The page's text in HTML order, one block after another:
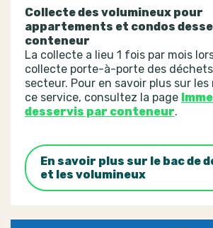
Collecte des volumineux pour
appartements et condos
conteneur
La collecte a lieu 1 fois par mois
collecte porte-à-porte des
secteur. Pour en savoir plus sur
ce service, consultez la page
desservis par conteneur.
En savoir plus sur le bac de
et les volumineux